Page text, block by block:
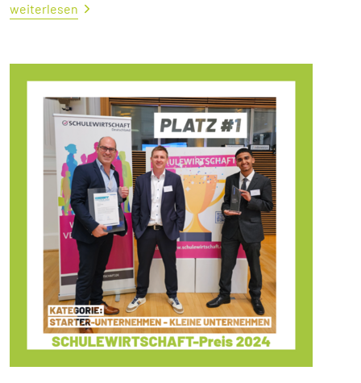
weiterlesen